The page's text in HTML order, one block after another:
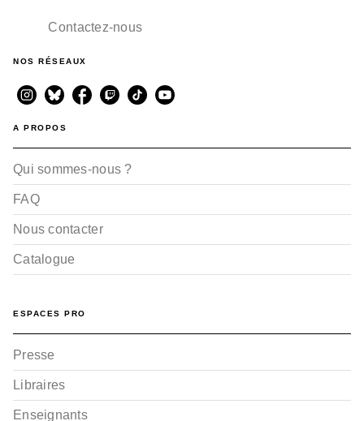
Contactez-nous
NOS RÉSEAUX
A PROPOS
Qui sommes-nous ?
FAQ
Nous contacter
Catalogue
ESPACES PRO
Presse
Libraires
Enseignants